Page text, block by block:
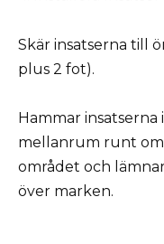
Skär insatserna till
plus 2 fot).
Hammar
mellanrum runt
området och
över marken.